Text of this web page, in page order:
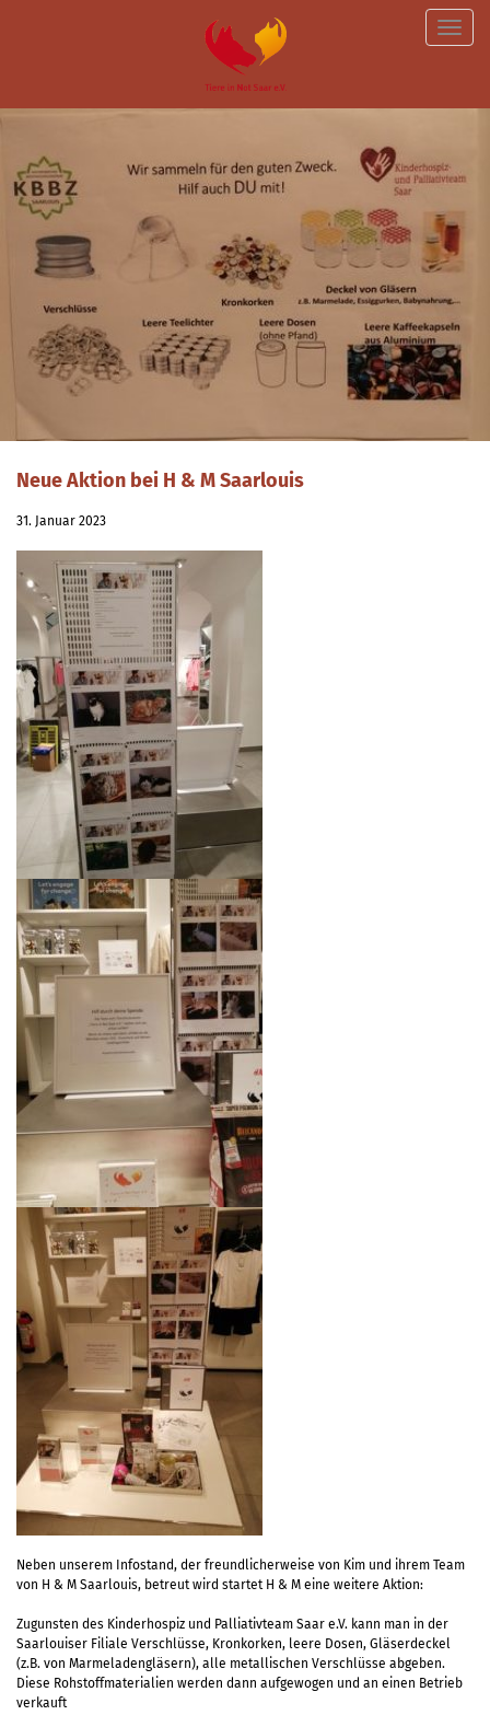
Toggle
Neue Aktion bei H & M Saarlouis
31. Januar 2023
Neben unserem Infostand, der freundlicherweise von Kim und ihrem Team
von H & M Saarlouis, betreut wird startet H & M eine weitere Aktion:
Zugunsten des Kinderhospiz und Palliativteam Saar e.V. kann man in der
Saarlouiser Filiale Verschlüsse, Kronkorken, leere Dosen, Gläserdeckel
(z.B. von Marmeladengläsern), alle metallischen Verschlüsse abgeben.
Diese Rohstoffmaterialien werden dann aufgewogen und an einen Betrieb
verkauft